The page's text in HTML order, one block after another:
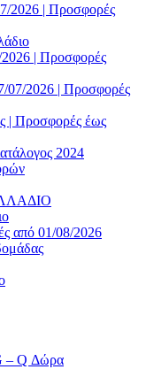
2026 | Προσφορές
| Προσφορές
07/2026 | Προσφορές
| Προσφορές έως
2024
από 01/08/2026
– Q Δώρα